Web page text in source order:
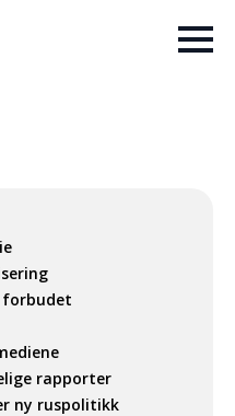
forbudet
rapporter
ny ruspolitikk